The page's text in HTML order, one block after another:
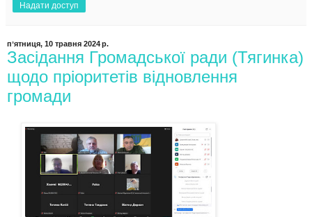
Надати доступ
пʼятниця, 10 травня 2024 р.
Засідання Громадської ради (Тягинка)
щодо пріоритетів відновлення
громади